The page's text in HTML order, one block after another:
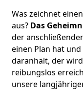
Was zeichnet
aus? Das
der
einen Plan hat
daranhält, der
reibungslos
unsere